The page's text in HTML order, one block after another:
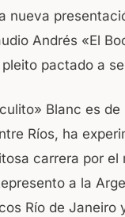
nueva
Andrés «El
pactado a
Blanc es de
Ríos, ha
carrera por el
a la
Río de Janeiro